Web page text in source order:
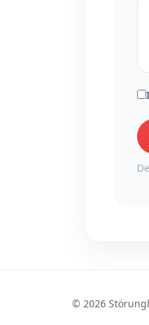
© 2026